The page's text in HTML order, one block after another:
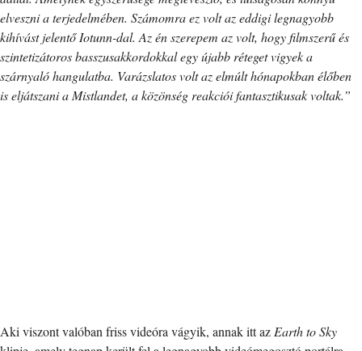
elveszni a terjedelmében. Számomra ez volt az eddigi legnagyobb
kihívást jelentő Iotunn-dal. Az én szerepem az volt, hogy filmszerű és
szintetizátoros basszusakkordokkal egy újabb réteget vigyek a
szárnyaló hangulatba. Varázslatos volt az elmúlt hónapokban élőben
is eljátszani a Mistlandet, a közönség reakciói fantasztikusak voltak.”
Aki viszont valóban friss videóra vágyik, annak itt azEarth to Sky